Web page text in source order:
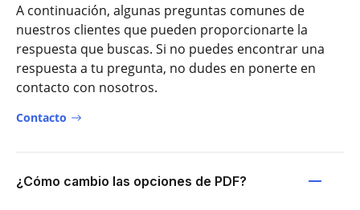
A continuación, algunas preguntas comunes de
nuestros clientes que pueden proporcionarte la
respuesta que buscas. Si no puedes encontrar una
respuesta a tu pregunta, no dudes en ponerte en
contacto con nosotros.
Contacto
¿Cómo cambio las opciones de PDF?